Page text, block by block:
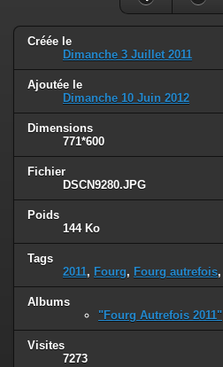
Créée le
Dimanche 3 Juillet 2011
Ajoutée le
Dimanche 10 Juin 2012
Dimensions
771*600
Fichier
DSCN9280.JPG
Poids
144 Ko
Tags
2011, Fourg, Fourg autrefois,
Albums
"Fourg Autrefois 2011"
Visites
7273